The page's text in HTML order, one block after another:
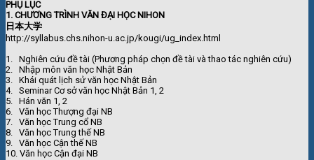
PHỤ LỤC
1. CHƯƠNG TRÌNH VĂN ĐẠI HỌC NIHON
日本大学
http://syllabus.chs.nihon-u.ac.jp/kougi/ug_index.html
1. Nghiên cứu đề tài (Phương pháp chọn đề tài và thao tác nghiên cứu)
2. Nhập môn văn học Nhật Bản
3. Khái quát lịch sử văn học Nhật Bản
4. Seminar Cơ sở văn học Nhật Bản 1, 2
5. Hán văn 1, 2
6. Văn học Thượng đại NB
7. Văn học Trung cổ NB
8. Văn học Trung thế NB
9. Văn học Cận thế NB
10. Văn học Cận đại NB